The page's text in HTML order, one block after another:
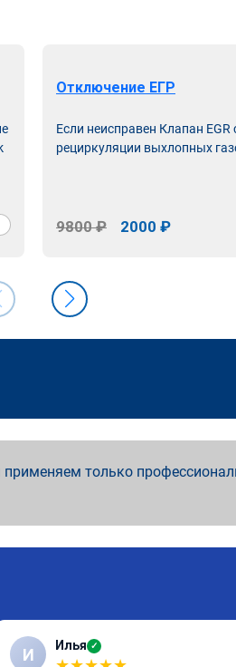
Отключение ЕГР
Если неисправен Клапан EGR
рециркуляции выхлопных
9800 ₽ 2000 ₽
только
И Илья ✓